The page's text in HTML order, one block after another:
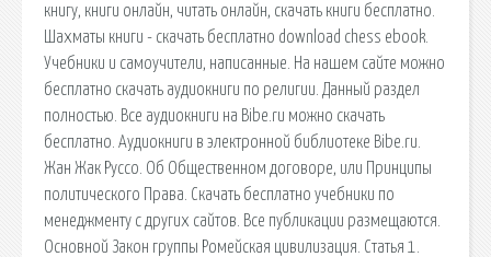
книгу, книги онлайн, читать онлайн, скачать книги бесплатно.
Шахматы книги - скачать бесплатно download chess ebook.
Учебники и самоучители, написанные. На нашем сайте можно
бесплатно скачать аудиокниги по религии. Данный раздел
полностью. Все аудиокниги на Bibe.ru можно скачать
бесплатно. Аудиокниги в электронной библиотеке Bibe.ru.
Жан Жак Руссо. Об Общественном договоре, или Принципы
политического Права. Скачать бесплатно учебники по
менеджменту с других сайтов. Все публикации размещаются.
Основной Закон группы Ромейская цивилизация. Статья 1.